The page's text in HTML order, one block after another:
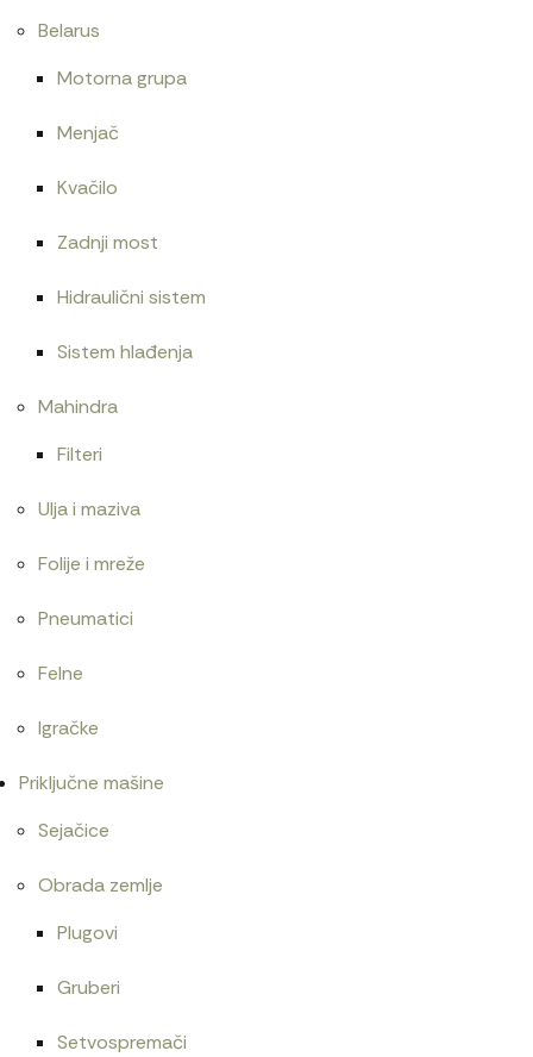
Belarus
Motorna grupa
Menjač
Kvačilo
Zadnji most
Hidraulični sistem
Sistem hlađenja
Mahindra
Filteri
Ulja i maziva
Folije i mreže
Pneumatici
Felne
Igračke
Priključne mašine
Sejačice
Obrada zemlje
Plugovi
Gruberi
Setvospremači